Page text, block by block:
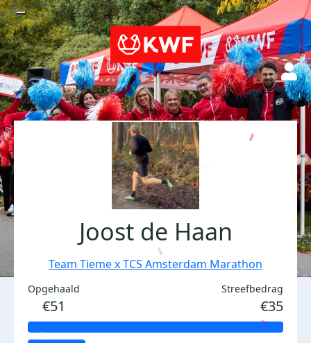
Joost de Haan
Team Tieme x TCS Amsterdam Marathon
Opgehaald
€51
Streefbedrag
€35